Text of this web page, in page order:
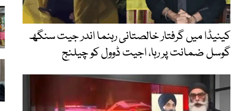
کینیڈا میں گرفتار خالصتانی رہنما اندر جیت سنگھ
گوسل ضمانت پر رہا، اجیت ڈوول کو چیلنج